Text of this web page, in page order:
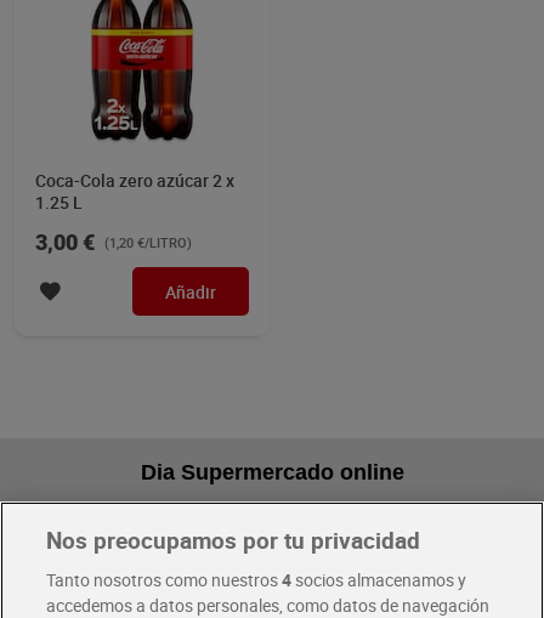
Coca-Cola zero azúcar 2 x
1.25 L
3,00 € (1,20 €/LITRO)
Añadir
Dia Supermercado online
Pide hoy, recibe hoy
Nos preocupamos por tu privacidad
Tanto nosotros como nuestros4socios almacenamos y
accedemos a datos personales, como datos de navegación